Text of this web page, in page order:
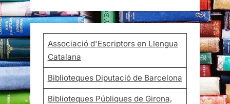
Associació d'Escriptors en Llengua
Catalana
Biblioteques Diputació de Barcelona
Biblioteques Públiques de Girona,